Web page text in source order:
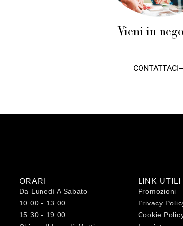
Vieni in
CONTATTACI
ORARI
Da Lunedì A Sabato
10.00 - 13.00
15.30 - 19.00
LINK UTILI
Promozioni
Privacy
Cookie